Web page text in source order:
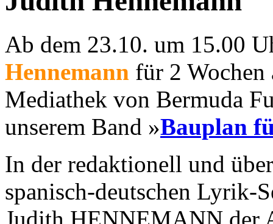
Ab dem 23.10. um 15.00
Hennemann für 2 Wochen
Mediathek von Bermuda
unserem Band »Bauplan
In der redaktionell und
spanisch-deutschen Lyrik-
Judith HENNEMANN der